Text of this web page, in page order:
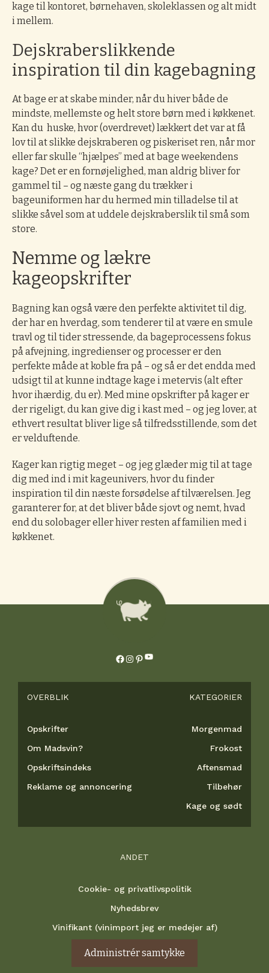
kage til kontoret, børnehaven, skoleklassen og alt midt
i mellem.
Dejskraberslikkende
inspiration til din kagebagning
At bage er at skabe minder, når du hiver både de
mindste, mellemste og helt store børn med i køkkenet.
Kan du huske, hvor (overdrevet) lækkert det var at få
lov til at slikke dejskraberen og piskeriset ren, når mor
eller far skulle “hjælpes” med at bage weekendens
kage? Det er en fornøjelighed, man aldrig bliver for
gammel til – og næste gang du trækker i
bageuniformen har du hermed min tilladelse til at
slikke såvel som at uddele dejskraberslik til små som
store.
Nemme og lækre
kageopskrifter
Bagning kan også være den perfekte aktivitet til dig,
der har en hverdag, som tenderer til at være en smule
travl og til tider stressende, da bageprocessens fokus
på afvejning, ingredienser og processer er den
perfekte måde at koble fra på – og så er det endda med
udsigt til at kunne indtage kage i metervis (alt efter
hvor ihærdig, du er). Med mine opskrifter på kager er
der rigeligt, du kan give dig i kast med – og jeg lover, at
ethvert resultat bliver lige så tilfredsstillende, som det
er velduftende.
Kager kan rigtig meget – og jeg glæder mig til at tage
dig med ind i mit kageunivers, hvor du finder
inspiration til din næste forsødelse af tilværelsen. Jeg
garanterer for, at det bliver både sjovt og nemt, hvad
end du solobager eller hiver resten af familien med i
køkkenet.
Facebook
Instagram
Pinterest
YouTube
OVERBLIK
Opskrifter
Om Madsvin?
Opskriftsindeks
Reklame og annoncering
KATEGORIER
Morgenmad
Frokost
Aftensmad
Tilbehør
Kage og sødt
ANDET
Cookie- og privatlivspolitik
Nyhedsbrev
Vinifikant (vinimport jeg er medejer af)
Administrér samtykke